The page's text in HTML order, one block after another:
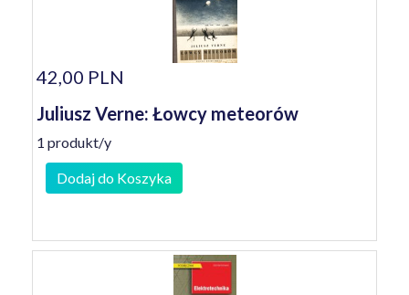
42,00 PLN
Juliusz Verne: Łowcy meteorów
1 produkt/y
Dodaj do Koszyka